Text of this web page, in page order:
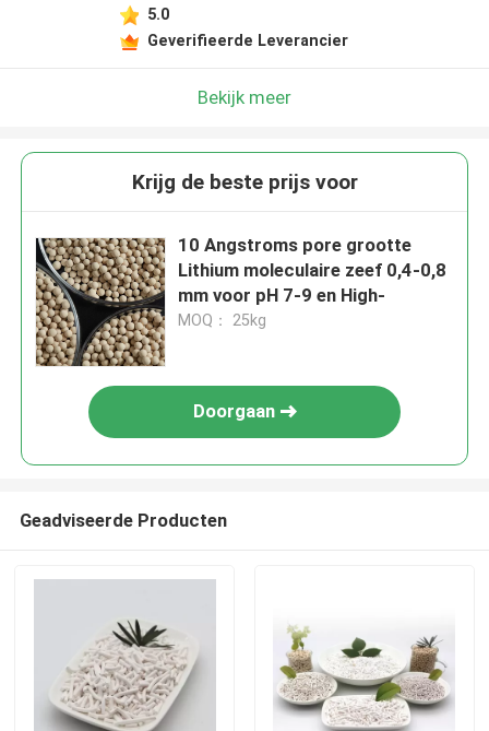
5.0
Geverifieerde Leverancier
Bekijk meer
Krijg de beste prijs voor
10 Angstroms pore grootte
Lithium moleculaire zeef 0,4-0,8
mm voor pH 7-9 en High-
MOQ： 25kg
Doorgaan
Geadviseerde Producten